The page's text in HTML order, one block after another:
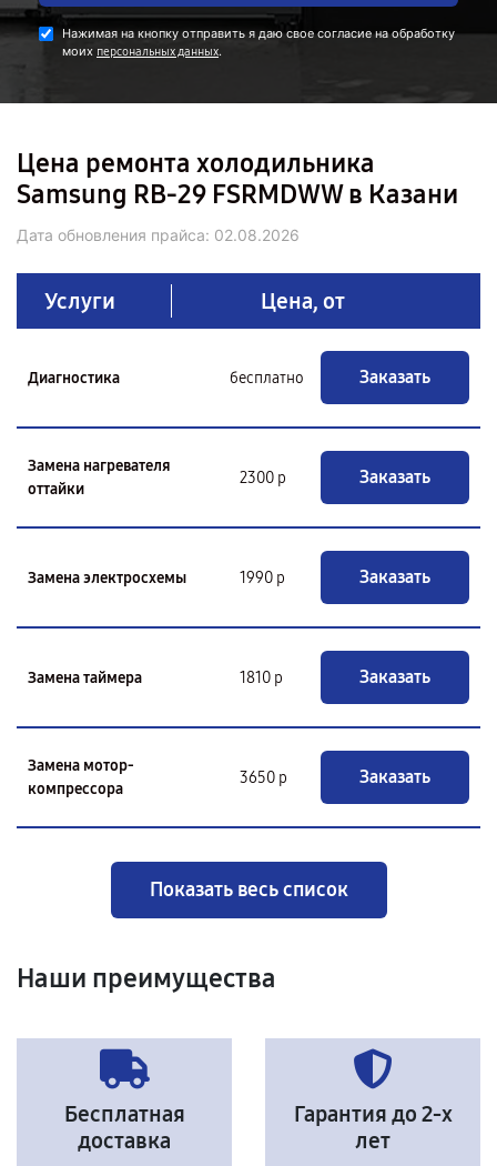
Нажимая на кнопку отправить я даю свое согласие на обработку
моих персональных данных.
Цена ремонта холодильника
Samsung RB-29 FSRMDWW в Казани
Дата обновления прайса: 02.08.2026
Услуги Цена, от
Диагностика бесплатно Заказать
Замена нагревателя
оттайки
2300 р Заказать
Замена электросхемы 1990 р Заказать
Замена таймера 1810 р Заказать
Замена мотор-
компрессора
3650 р Заказать
Показать весь список
Наши преимущества
Бесплатная
доставка
Гарантия до 2-х
лет